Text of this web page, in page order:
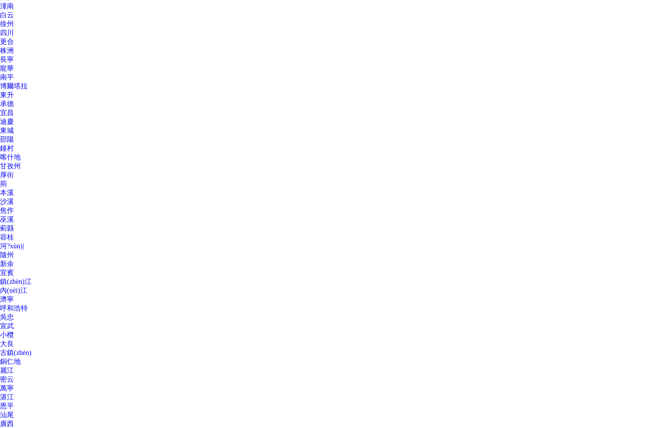
潼南
白云
徐州
四川
更合
株洲
長寧
龍華
南平
博爾塔拉
東升
承德
宜昌
迪慶
東城
邵陽
鐘村
喀什地
甘孜州
厚街
荊
本溪
沙溪
焦作
巫溪
薊縣
容桂
河?xùn)|
隨州
新余
宜賓
鎮(zhèn)江
內(nèi)江
濟寧
呼和浩特
吳忠
宣武
小欖
大良
古鎮(zhèn)
銅仁地
麗江
密云
萬寧
湛江
恩平
汕尾
廣西